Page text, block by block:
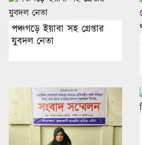
পঞ্চগড়ে ইয়াবা সহ গ্রেপ্তার
যুবদল নেতা